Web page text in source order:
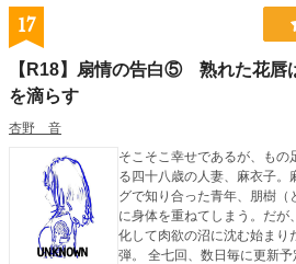
17
【R18】扇情の告白⑤ 熟れた花唇
を滴らす
杏野 音
そこそこ幸せであるが、も
る四十八歳の人妻、麻衣子。
グで知り合った青年、朋樹
に身体を重ねてしまう。だが
化して肉欲の沼に沈む始まりだった。 告白形式
弾。 全七回、数日毎に更新予